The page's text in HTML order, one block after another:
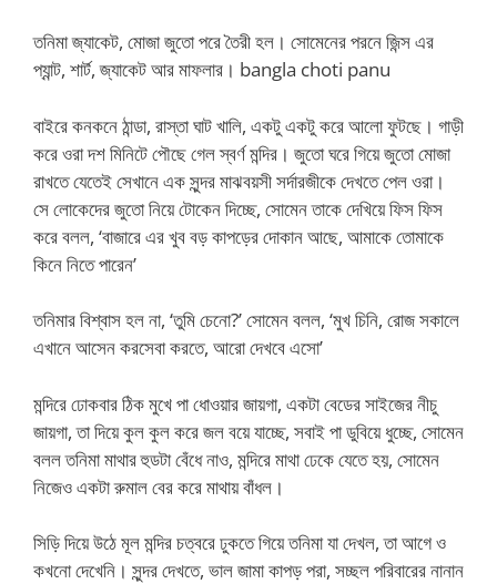
তনিমা জ্যাকেট, মোজা জুতো পরে তৈরী হল। সোমেনের পরনে জিন্স এর
প্যান্ট, শার্ট, জ্যাকেট আর মাফলার। bangla choti panu
বাইরে কনকনে ঠান্ডা, রাস্তা ঘাট খালি, একটু একটু করে আলো ফুটছে। গাড়ী
করে ওরা দশ মিনিটে পৌছে গেল স্বর্ণ মন্দির। জুতো ঘরে গিয়ে জুতো মোজা
রাখতে যেতেই সেখানে এক সুন্দর মাঝবয়সী সর্দারজীকে দেখতে পেল ওরা।
সে লোকেদের জুতো নিয়ে টোকেন দিচ্ছে, সোমেন তাকে দেখিয়ে ফিস ফিস
করে বলল, ‘বাজারে এর খুব বড় কাপড়ের দোকান আছে, আমাকে তোমাকে
কিনে নিতে পারেন’
তনিমার বিশ্বাস হল না, ‘তুমি চেনো?’ সোমেন বলল, ‘মুখ চিনি, রোজ সকালে
এখানে আসেন করসেবা করতে, আরো দেখবে এসো’
মন্দিরে ঢোকবার ঠিক মুখে পা ধোওয়ার জায়গা, একটা বেডের সাইজের নীচু
জায়গা, তা দিয়ে কুল কুল করে জল বয়ে যাচ্ছে, সবাই পা ডুবিয়ে ধুচ্ছে, সোমেন
বলল তনিমা মাথার হুডটা বেঁধে নাও, মন্দিরে মাথা ঢেকে যেতে হয়, সোমেন
নিজেও একটা রুমাল বের করে মাথায় বাঁধল।
সিড়ি দিয়ে উঠে মূল মন্দির চত্বরে ঢুকতে গিয়ে তনিমা যা দেখল, তা আগে ও
কখনো দেখেনি। সুন্দর দেখতে, ভাল জামা কাপড় পরা, সচ্ছল পরিবারের নানান